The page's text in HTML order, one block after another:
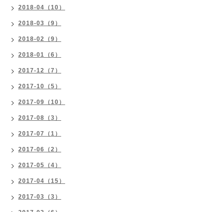
2018-04（10）
2018-03（9）
2018-02（9）
2018-01（6）
2017-12（7）
2017-10（5）
2017-09（10）
2017-08（3）
2017-07（1）
2017-06（2）
2017-05（4）
2017-04（15）
2017-03（3）